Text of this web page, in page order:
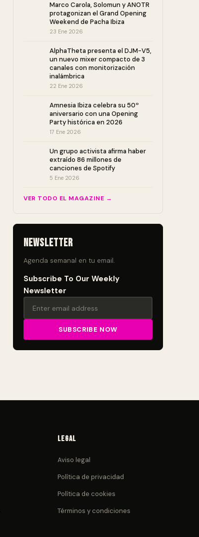
Marco Carola, Solomun y ANOTR
protagonizan el Grand Opening
Weekend de Pacha Ibiza
23 Ene 2026
AlphaTheta presenta el DJM-V5,
un nuevo mixer compacto de 3
canales con monitorización
inalámbrica
22 Ene 2026
Amnesia Ibiza celebra su 50º
aniversario con una Opening
Party histórica en 2026
17 Ene 2026
Un grupo activista afirma haber
extraído 86 millones de
canciones de Spotify
5 Ene 2026
VER TODO EL MAGAZINE →
Newsletter
Agenda semanal en tu email.
Subscribe To Our Weekly
Newsletter
Legal
Aviso legal
Política de privacidad
Política de cookies
Términos y condiciones